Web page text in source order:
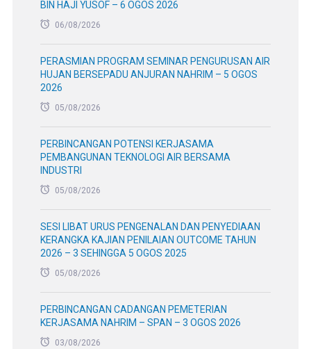
BIN HAJI YUSOF – 6 OGOS 2026
06/08/2026
PERASMIAN PROGRAM SEMINAR PENGURUSAN AIR
HUJAN BERSEPADU ANJURAN NAHRIM – 5 OGOS
2026
05/08/2026
PERBINCANGAN POTENSI KERJASAMA
PEMBANGUNAN TEKNOLOGI AIR BERSAMA
INDUSTRI
05/08/2026
SESI LIBAT URUS PENGENALAN DAN PENYEDIAAN
KERANGKA KAJIAN PENILAIAN OUTCOME TAHUN
2026 – 3 SEHINGGA 5 OGOS 2025
05/08/2026
PERBINCANGAN CADANGAN PEMETERIAN
KERJASAMA NAHRIM – SPAN – 3 OGOS 2026
03/08/2026